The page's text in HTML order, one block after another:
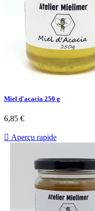
Miel d'acacia 250 g
6,85 €
 Aperçu rapide